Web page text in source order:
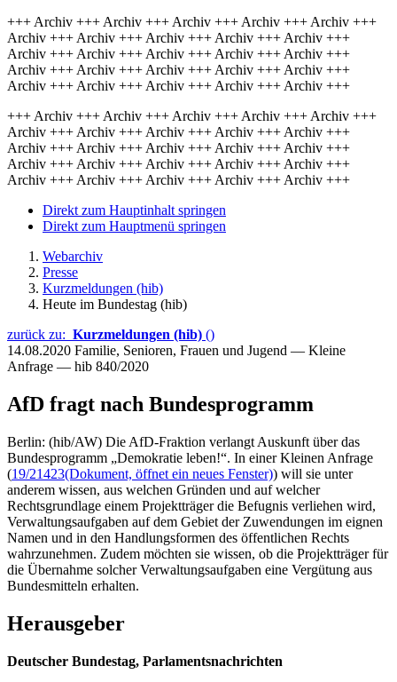
+++ Archiv +++ Archiv +++ Archiv +++ Archiv +++ Archiv +++
Archiv +++ Archiv +++ Archiv +++ Archiv +++ Archiv +++
Archiv +++ Archiv +++ Archiv +++ Archiv +++ Archiv +++
Archiv +++ Archiv +++ Archiv +++ Archiv +++ Archiv +++
Archiv +++ Archiv +++ Archiv +++ Archiv +++ Archiv +++
+++ Archiv +++ Archiv +++ Archiv +++ Archiv +++ Archiv +++
Archiv +++ Archiv +++ Archiv +++ Archiv +++ Archiv +++
Archiv +++ Archiv +++ Archiv +++ Archiv +++ Archiv +++
Archiv +++ Archiv +++ Archiv +++ Archiv +++ Archiv +++
Archiv +++ Archiv +++ Archiv +++ Archiv +++ Archiv +++
Direkt zum Hauptinhalt springen
Direkt zum Hauptmenü springen
Webarchiv
Presse
Kurzmeldungen (hib)
Heute im Bundestag (hib)
zurück zu: Kurzmeldungen (hib) ()
14.08.2020 Familie, Senioren, Frauen und Jugend — Kleine
Anfrage — hib 840/2020
AfD fragt nach Bundesprogramm
Berlin: (hib/AW) Die AfD-Fraktion verlangt Auskunft über das
Bundesprogramm „Demokratie leben!“. In einer Kleinen Anfrage
(19/21423(Dokument, öffnet ein neues Fenster)) will sie unter
anderem wissen, aus welchen Gründen und auf welcher
Rechtsgrundlage einem Projektträger die Befugnis verliehen wird,
Verwaltungsaufgaben auf dem Gebiet der Zuwendungen im eignen
Namen und in den Handlungsformen des öffentlichen Rechts
wahrzunehmen. Zudem möchten sie wissen, ob die Projektträger für
die Übernahme solcher Verwaltungsaufgaben eine Vergütung aus
Bundesmitteln erhalten.
Herausgeber
Deutscher Bundestag, Parlamentsnachrichten